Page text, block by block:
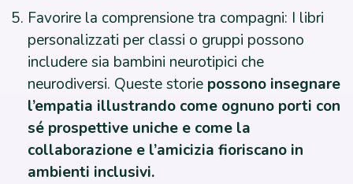
Favorire la comprensione tra compagni: I libri
personalizzati per classi o gruppi possono
includere sia bambini neurotipici che
neurodiversi. Queste storie possono insegnare
l’empatia illustrando come ognuno porti con
sé prospettive uniche e come la
collaborazione e l’amicizia fioriscano in
ambienti inclusivi.